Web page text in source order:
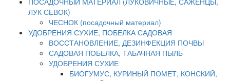
ЛУК СЕВОК)
ЧЕСНОК (посадочный материал)
УДОБРЕНИЯ СУХИЕ, ПОБЕЛКА САДОВАЯ
ВОССТАНОВЛЕНИЕ, ДЕЗИНФЕКЦИЯ ПОЧВЫ
САДОВАЯ ПОБЕЛКА, ТАБАЧНАЯ ПЫЛЬ
УДОБРЕНИЯ СУХИЕ
БИОГУМУС, КУРИНЫЙ ПОМЕТ, КОНСКИЙ,